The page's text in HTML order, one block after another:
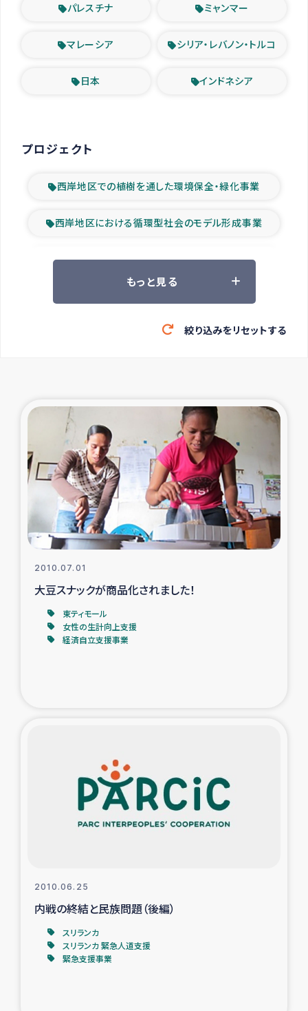
パレスチナ ミャンマー
マレーシア シリア・レバノン・トルコ
日本 インドネシア
プロジェクト
西岸地区での植樹を通した環境保全・緑化事業
西岸地区における循環型社会のモデル形成事業
ツアー参加者の声
緊急救援の時代
東ティモール豪雨緊急支援
大雨による洪水被災者支援
カカオ生産者支援事業
シリア国内避難民・帰還民の生活再建支援
トルコにおけるシリア難民支援事業
インドネシア中部 スラウェシの地震・津波被災者支援
スリランカ ムライティブ県帰還民の生活再建支援
スリランカの南北女性をつなぐサリー・リサイクル・プロ
ジェクト
復興支援事業
もっと見る
絞り込みをリセットする
2010.07.01
大豆スナックが商品化されました！
東ティモール
女性の生計向上支援
経済自立支援事業
2010.06.25
内戦の終結と民族問題（後編）
スリランカ
スリランカ 緊急人道支援
緊急支援事業